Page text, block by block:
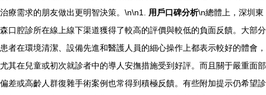
治療需求的朋友做出更明智決策。\n\n1. 用戶口碑分析\n總體上，深圳東
森口腔診所在線上線下渠道獲得了較高的評價與較低的負面反饋。大部分
患者在環境清潔、設備先進和醫護人員的細心操作上都表示較好的體會，
尤其在兒童或初次就診者中的導人安撫措施受到好評。而且關于嚴重面部
偏差或高齡人群復雜手術案例也常得到積極反饋。有些附加提示仍希望診